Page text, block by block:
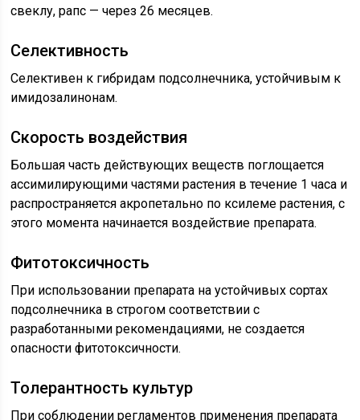
свеклу, рапс — через 26 месяцев.
Селективность
Селективен к гибридам подсолнечника, устойчивым к
имидозалинонам.
Скорость воздействия
Большая часть действующих веществ поглощается
ассимилирующими частями растения в течение 1 часа и
распространяется акропетально по ксилеме растения, с
этого момента начинается воздействие препарата.
Фитотоксичность
При использовании препарата на устойчивых сортах
подсолнечника в строгом соответствии с
разработанными рекомендациями, не создается
опасности фитотоксичности.
Толерантность культур
При соблюдении регламентов применения препарата